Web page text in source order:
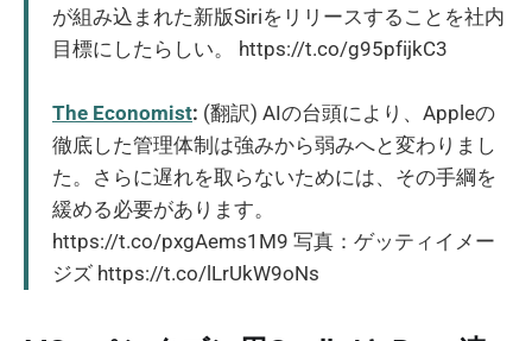
が組み込まれた新版Siriをリリースすることを社内
目標にしたらしい。 https://t.co/g95pfijkC3
The Economist: (翻訳) AIの台頭により、Appleの
徹底した管理体制は強みから弱みへと変わりまし
た。さらに遅れを取らないためには、その手綱を
緩める必要があります。
https://t.co/pxgAems1M9 写真：ゲッティイメー
ジズ https://t.co/lLrUkW9oNs